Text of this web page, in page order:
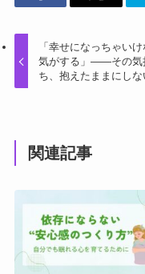
「幸せになっちゃい
気がする」——その気
ち、抱えたままにしな
関連記事